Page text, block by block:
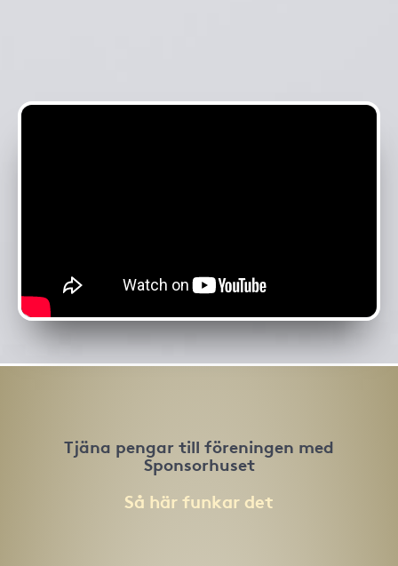
Tjäna pengar till föreningen med
Sponsorhuset
Så här funkar det